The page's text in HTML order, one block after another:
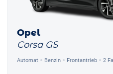
Opel
Corsa GS
Automat Benzin Frontantrieb 2